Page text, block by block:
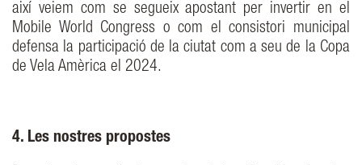
així veiem com se segueix apostant per invertir en el
Mobile World Congress o com el consistori municipal
defensa la participació de la ciutat com a seu de la Copa
de Vela Amèrica el 2024.
4. Les nostres propostes